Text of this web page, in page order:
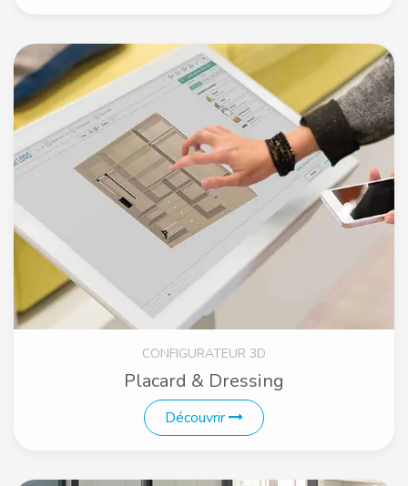
CONFIGURATEUR 3D
Placard & Dressing
Découvrir